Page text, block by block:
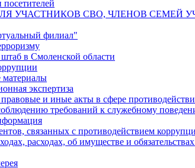
УЧАСТНИКОВ СВО, ЧЛЕНОВ СЕМЕЙ
филиал"
в Смоленской области
материалы
экспертиза
и иные акты в сфере
требований к служебному
связанных с противодействием
расходах, об имуществе и